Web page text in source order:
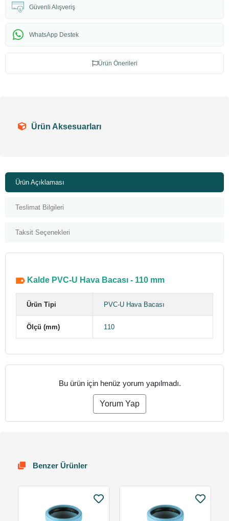
Güvenli Alışveriş
WhatsApp Destek
Ürün Önerileri
Ürün Aksesuarları
Ürün Açıklaması
Teslimat Bilgileri
Taksit Seçenekleri
Kalde PVC-U Hava Bacası - 110 mm
Ürün Tipi PVC-U Hava Bacası
Ölçü (mm) 110
Bu ürün için henüz yorum yapılmadı.
Yorum Yap
Benzer Ürünler